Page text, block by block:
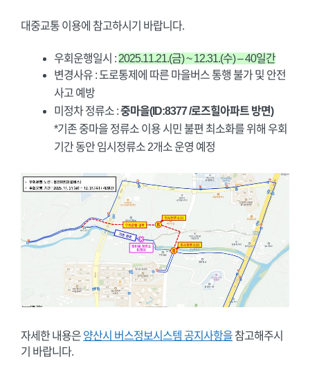
대중교통 이용에 참고하시기 바랍니다.
우회운행일시 : 2025.11.21.(금) ~ 12.31.(수) – 40일간
변경사유 : 도로통제에 따른 마을버스 통행 불가 및 안전
사고 예방
미정차 정류소 :중마을(ID:8377 /로즈힐아파트 방면)
*기존 중마을 정류소 이용 시민 불편 최소화를 위해 우회
기간 동안 임시정류소 2개소 운영 예정
자세한 내용은 양산시 버스정보시스템 공지사항을 참고해주시
기 바랍니다.